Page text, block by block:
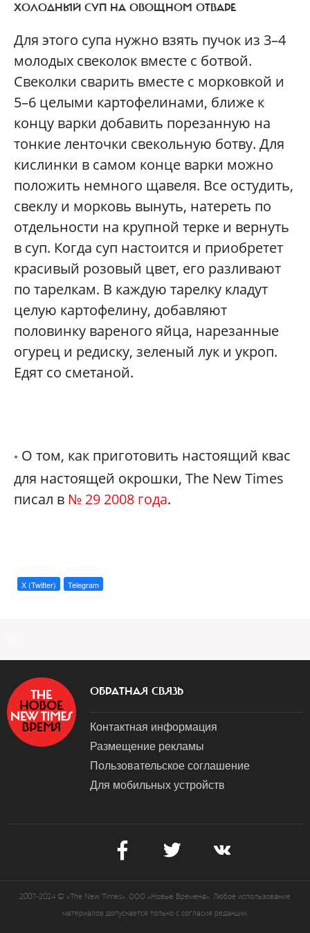
ХОЛОДНЫЙ СУП НА ОВОЩНОМ ОТВАРЕ
Для этого супа нужно взять пучок из 3–4
молодых свеколок вместе с ботвой.
Свеколки сварить вместе с морковкой и
5–6 целыми картофелинами, ближе к
концу варки добавить порезанную на
тонкие ленточки свекольную ботву. Для
кислинки в самом конце варки можно
положить немного щавеля. Все остудить,
свеклу и морковь вынуть, натереть по
отдельности на крупной терке и вернуть
в суп. Когда суп настоится и приобретет
красивый розовый цвет, его разливают
по тарелкам. В каждую тарелку кладут
целую картофелину, добавляют
половинку вареного яйца, нарезанные
огурец и редиску, зеленый лук и укроп.
Едят со сметаной.
* О том, как приготовить настоящий квас
для настоящей окрошки, The New Times
писал в № 29 2008 года.
X (Twitter) Telegram
ОБРАТНАЯ СВЯЗЬ
Контактная информация
Размещение рекламы
Пользовательское соглашение
Для мобильных устройств
2007-2024 © «The New Times». ООО «Новые Времена». Любое использование
материалов допускается только с согласия редакции.